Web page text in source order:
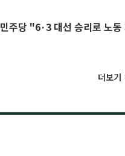
민주당 "6·3 대선 승리로 노
더보기